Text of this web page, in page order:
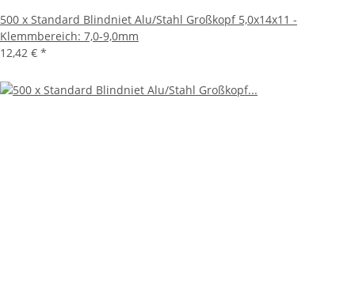
500 x Standard Blindniet Alu/Stahl Großkopf 5,0x14x11 -
Klemmbereich: 7,0-9,0mm
12,42 € *